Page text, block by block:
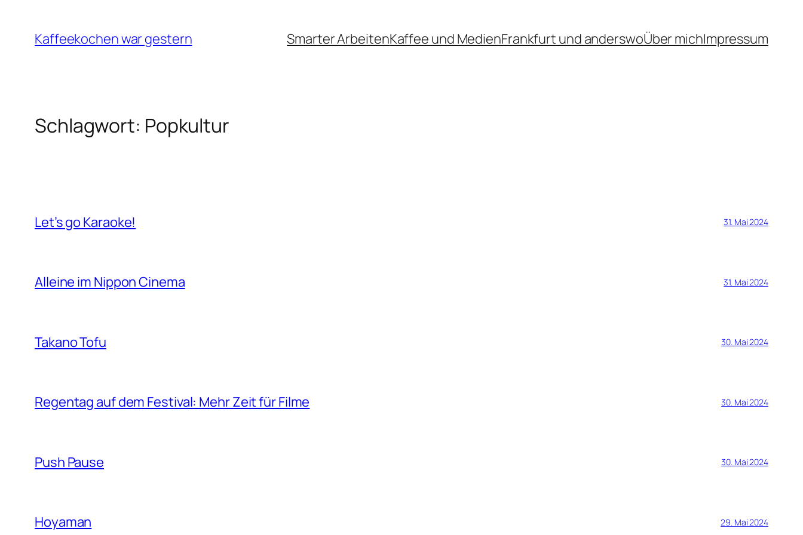
Inhalt
springen
Kaffeekochen war gestern Smarter ArbeitenKaffee und MedienFrankfurt und anderswoÜber michImpressum
Schlagwort: Popkultur
Let’s go Karaoke! 31. Mai 2024
Alleine im Nippon Cinema 31. Mai 2024
Takano Tofu 30. Mai 2024
Regentag auf dem Festival: Mehr Zeit für Filme 30. Mai 2024
Push Pause 30. Mai 2024
Hoyaman 29. Mai 2024